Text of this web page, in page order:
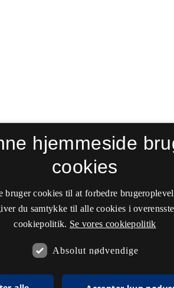
hjemmeside
cookies
bruger cookies til at forbedre
du samtykke til alle cookies i
cookiepolitik. Se vores cookiepolitik
Absolut nødvendige